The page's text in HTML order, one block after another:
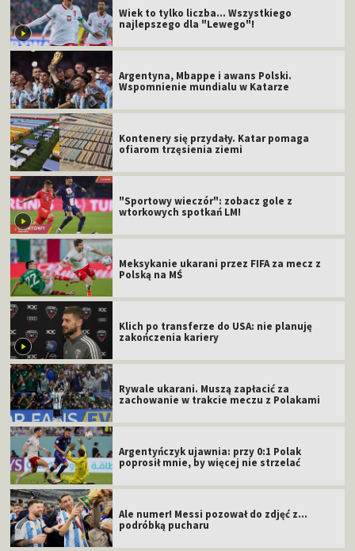
Wiek to tylko liczba... Wszystkiego
najlepszego dla "Lewego"!
Argentyna, Mbappe i awans Polski.
Wspomnienie mundialu w Katarze
Kontenery się przydały. Katar pomaga
ofiarom trzęsienia ziemi
"Sportowy wieczór": zobacz gole z
wtorkowych spotkań LM!
Meksykanie ukarani przez FIFA za mecz z
Polską na MŚ
Klich po transferze do USA: nie planuję
zakończenia kariery
Rywale ukarani. Muszą zapłacić za
zachowanie w trakcie meczu z Polakami
Argentyńczyk ujawnia: przy 0:1 Polak
poprosił mnie, by więcej nie strzelać
Ale numer! Messi pozował do zdjęć z...
podróbką pucharu